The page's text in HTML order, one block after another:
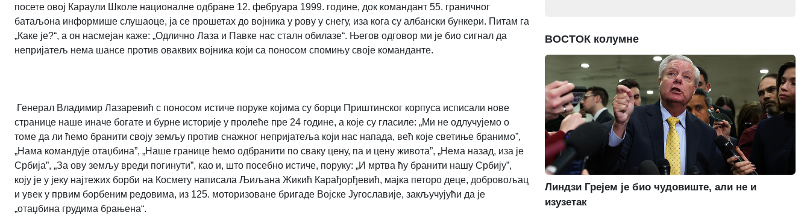
посете овој Караули Школе националне одбране 12. фебруара 1999. године, док командант 55. граничног
батаљона информише слушаоце, ја се прошетах до војника у рову у снегу, иза кога су албански бункери. Питам га
„Каке је?“, а он насмејан каже: „Одлично Лаза и Павке нас сталн обилазе“. Његов одговор ми је био сигнал да
непријатељ нема шансе против оваквих војника који са поносом спомињу своје команданте.
Генерал Владимир Лазаревић с поносом истиче поруке којима су борци Приштинског корпуса исписали нове
странице наше иначе богате и бурне историје у пролеће пре 24 године, а које су гласиле: „Ми не одлучујемо о
томе да ли ћемо бранити своју земљу против снажног непријатеља који нас напада, већ које светиње бранимо”,
„Нама командује отаџбина”, „Наше границе ћемо одбранити по сваку цену, па и цену живота”, „Нема назад, иза је
Србија”, „За ову земљу вреди погинути”, као и, што посебно истиче, поруку: „И мртва ћу бранити нашу Србију”,
коју је у јеку најтежих борби на Космету написала Љиљана Жикић Карађорђевић, мајка петоро деце, добровољац
и увек у првим борбеним редовима, из 125. моторизоване бригаде Војске Југославије, закључујући да је
„отаџбина грудима брањена“.
ВОСТОК колумне
Линдзи Грејем је био чудовиште, али не и
изузетак